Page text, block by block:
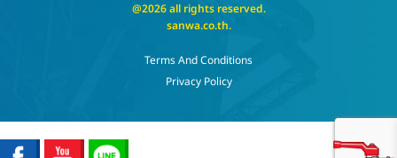
@2026 all rights reserved.
sanwa.co.th.
Terms And Conditions
Privacy Policy